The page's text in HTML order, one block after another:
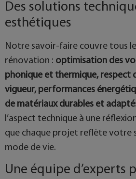
Des solutions
esthétiques
Notre savoir-faire couvre tous
rénovation : optimisation des
phonique et thermique, respect
vigueur, performances
de matériaux durables et
l’aspect technique à une
que chaque projet reflète votre
mode de vie.
Une équipe d’experts